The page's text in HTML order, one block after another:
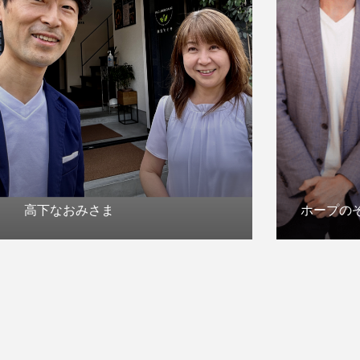
高下なおみさま ホープの